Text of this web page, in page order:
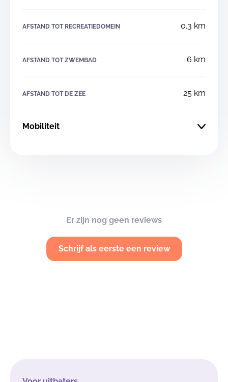
AFSTAND TOT RECREATIEDOMEIN 0.3 km
AFSTAND TOT ZWEMBAD 6 km
AFSTAND TOT DE ZEE 25 km
Mobiliteit
Er zijn nog geen reviews
Schrijf als eerste een review